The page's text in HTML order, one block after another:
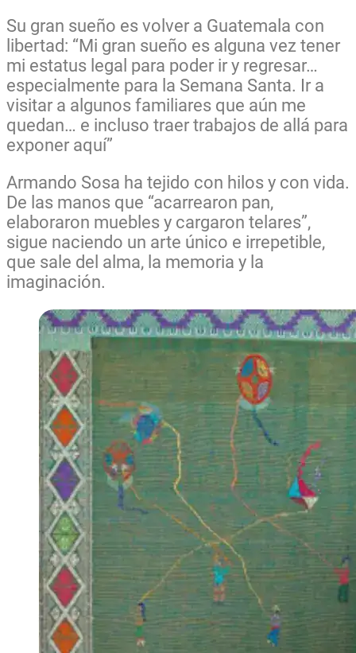
Su gran sueño es volver a Guatemala con
libertad: “Mi gran sueño es alguna vez tener
mi estatus legal para poder ir y regresar…
especialmente para la Semana Santa. Ir a
visitar a algunos familiares que aún me
quedan… e incluso traer trabajos de allá para
exponer aquí”
Armando Sosa ha tejido con hilos y con vida.
De las manos que “acarrearon pan,
elaboraron muebles y cargaron telares”,
sigue naciendo un arte único e irrepetible,
que sale del alma, la memoria y la
imaginación.